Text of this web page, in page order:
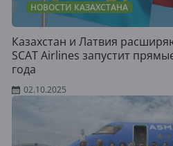
НОВОСТИ КАЗАХСТАНА
Казахстан и Латвия
SCAT Airlines запустит
года
02.10.2025